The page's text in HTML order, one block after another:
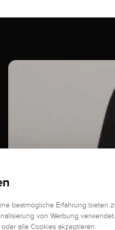
bestmögliche Erfahrung bieten
von Werbung verwendet.
alle Cookies akzeptieren.